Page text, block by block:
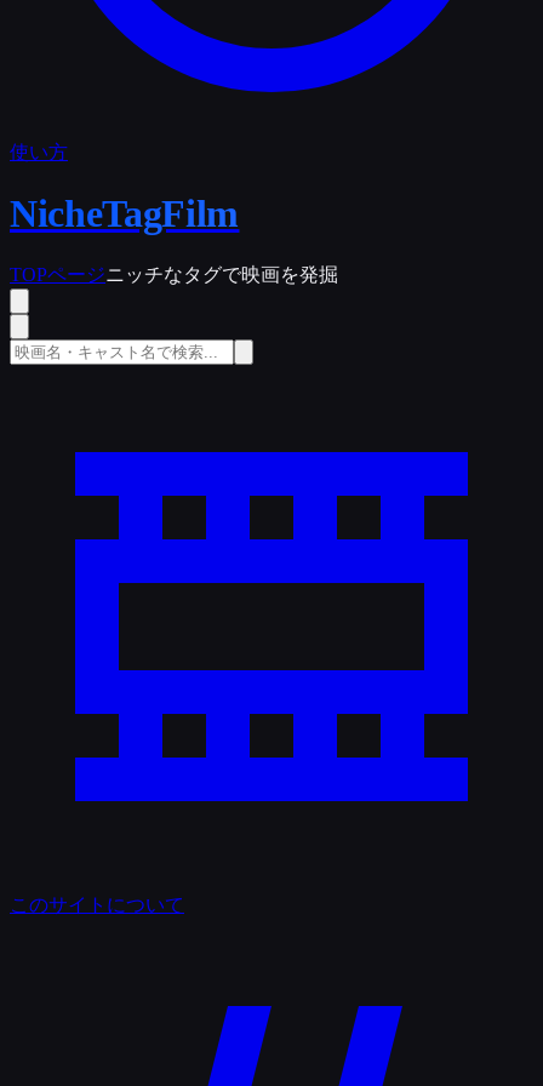
使い方
NicheTagFilm
TOPページニッチなタグで映画を発掘
このサイトについて